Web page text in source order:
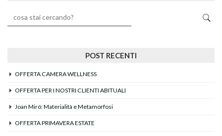
POST RECENTI
OFFERTA CAMERA WELLNESS
OFFERTA PER I NOSTRI CLIENTI ABITUALI
Joan Miró: Materialità e Metamorfosi
OFFERTA PRIMAVERA ESTATE